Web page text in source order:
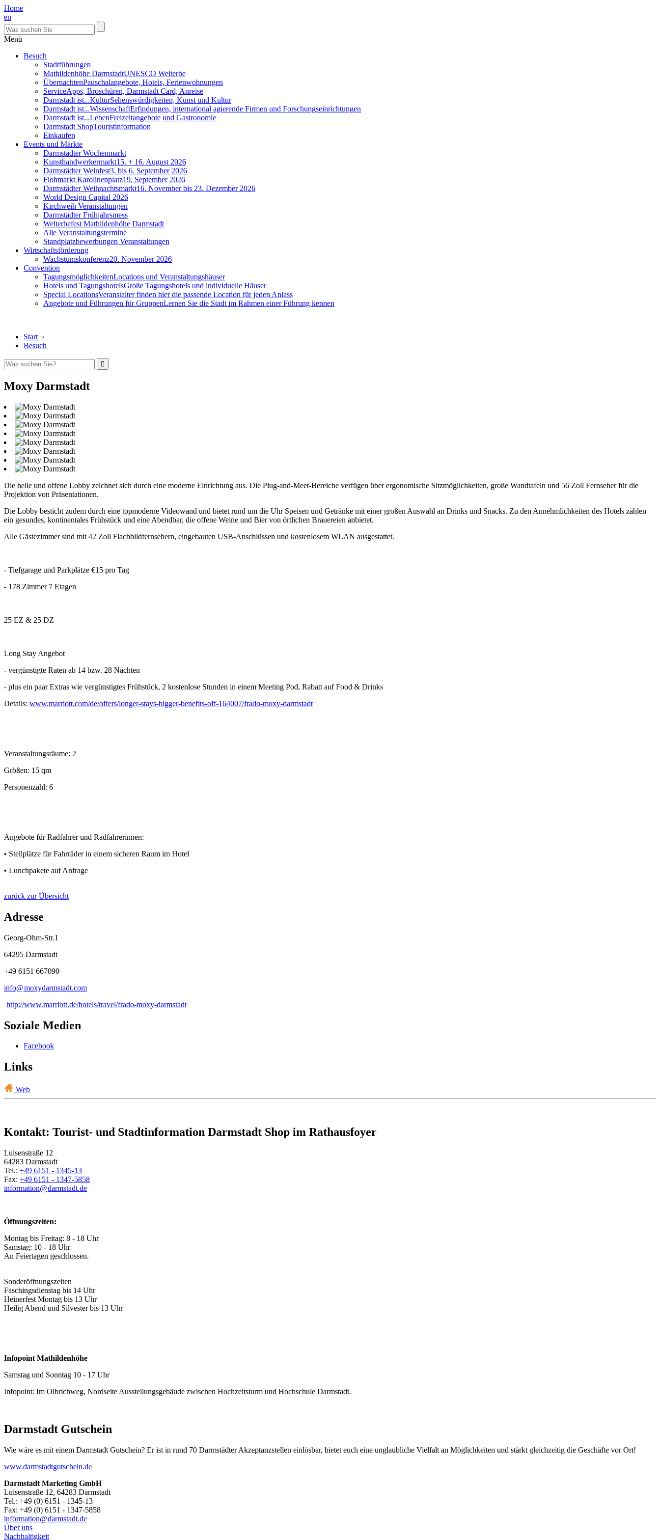
Home
en
Menü
Besuch
Stadtführungen
Mathildenhöhe DarmstadtUNESCO Welterbe
ÜbernachtenPauschalangebote, Hotels, Ferienwohnungen
ServiceApps, Broschüren, Darmstadt Card, Anreise
Darmstadt ist...KulturSehenswürdigkeiten, Kunst und Kultur
Darmstadt ist...WissenschaftErfindungen, international agierende Firmen und Forschungseinrichtungen
Darmstadt ist...LebenFreizeitangebote und Gastronomie
Darmstadt ShopTouristinformation
Einkaufen
Events und Märkte
Darmstädter Wochenmarkt
Kunsthandwerkermarkt15. + 16. August 2026
Darmstädter Weinfest3. bis 6. September 2026
Flohmarkt Karolinenplatz19. September 2026
Darmstädter Weihnachtsmarkt16. November bis 23. Dezember 2026
World Design Capital 2026
Kirchweih Veranstaltungen
Darmstädter Frühjahrsmess
Welterbefest Mathildenhöhe Darmstadt
Alle Veranstaltungstermine
Standplatzbewerbungen Veranstaltungen
Wirtschaftsförderung
Wachstumskonferenz20. November 2026
Convention
TagungsmöglichkeitenLocations und Veranstaltungshäuser
Hotels und TagungshotelsGroße Tagungshotels und individuelle Häuser
Special LocationsVeranstalter finden hier die passende Location für jeden Anlass
Angebote und Führungen für GruppenLernen Sie die Stadt im Rahmen einer Führung kennen
Start ›
Besuch
Moxy Darmstadt
Die helle und offene Lobby zeichnet sich durch eine moderne Einrichtung aus. Die Plug-and-Meet-Bereiche verfügen über ergonomische Sitzmöglichkeiten, große Wandtafeln und 56 Zoll Fernseher für die
Projektion von Präsentationen.
Die Lobby besticht zudem durch eine topmoderne Videowand und bietet rund um die Uhr Speisen und Getränke mit einer großen Auswahl an Drinks und Snacks. Zu den Annehmlichkeiten des Hotels zählen
ein gesundes, kontinentales Frühstück und eine Abendbar, die offene Weine und Bier von örtlichen Brauereien anbietet.
Alle Gästezimmer sind mit 42 Zoll Flachbildfernsehern, eingebauten USB-Anschlüssen und kostenlosem WLAN ausgestattet.
- Tiefgarage und Parkplätze €15 pro Tag
- 178 Zimmer 7 Etagen
25 EZ & 25 DZ
Long Stay Angebot
- vergünstigte Raten ab 14 bzw. 28 Nächten
- plus ein paar Extras wie vergünstigtes Frühstück, 2 kostenlose Stunden in einem Meeting Pod, Rabatt auf Food & Drinks
Details: www.marriott.com/de/offers/longer-stays-bigger-benefits-off-164007/frado-moxy-darmstadt
Veranstaltungsräume: 2
Größen: 15 qm
Personenzahl: 6
Angebote für Radfahrer und Radfahrerinnen:
• Stellplätze für Fahrräder in einem sicheren Raum im Hotel
• Lunchpakete auf Anfrage
zurück zur Übersicht
Adresse
Georg-Ohm-Str.1
64295 Darmstadt
+49 6151 667090
info@moxydarmstadt.com
http://www.marriott.de/hotels/travel/frado-moxy-darmstadt
Soziale Medien
Facebook
Links
Web
Kontakt: Tourist- und Stadtinformation Darmstadt Shop im Rathausfoyer
Luisenstraße 12
64283 Darmstadt
Tel.: +49 6151 - 1345-13
Fax: +49 6151 - 1347-5858
information@darmstadt.de
Öffnungszeiten:
Montag bis Freitag: 8 - 18 Uhr
Samstag: 10 - 18 Uhr
An Feiertagen geschlossen.
Sonderöffnungszeiten
Faschingsdienstag bis 14 Uhr
Heinerfest Montag bis 13 Uhr
Heilig Abend und Silvester bis 13 Uhr
Infopoint Mathildenhöhe
Samstag und Sonntag 10 - 17 Uhr
Infopoint: Im Olbrichweg, Nordseite Ausstellungsgebäude zwischen Hochzeitsturm und Hochschule Darmstadt.
Darmstadt Gutschein
Wie wäre es mit einem Darmstadt Gutschein? Er ist in rund 70 Darmstädter Akzeptanzstellen einlösbar, bietet euch eine unglaubliche Vielfalt an Möglichkeiten und stärkt gleichzeitig die Geschäfte vor Ort!
www.darmstadtgutschein.de
Darmstadt Marketing GmbH
Luisenstraße 12, 64283 Darmstadt
Tel.: +49 (0) 6151 - 1345-13
Fax: +49 (0) 6151 - 1347-5858
information@darmstadt.de
Über uns
Nachhaltigkeit